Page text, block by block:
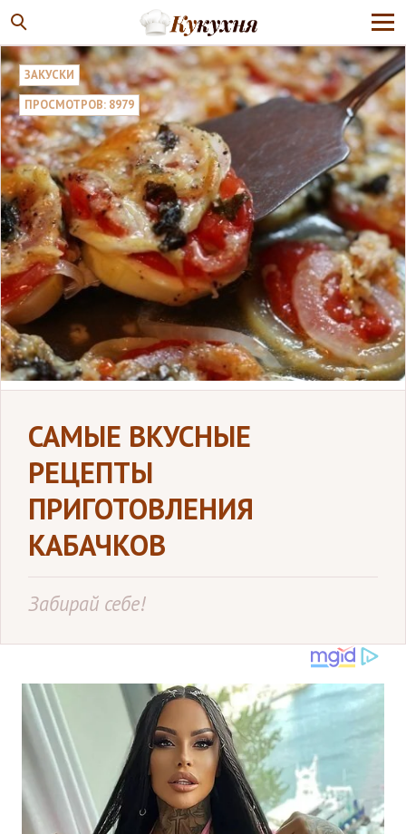
ЗАКУСКИ
ПРОСМОТРОВ: 8979
САМЫЕ ВКУСНЫЕ
РЕЦЕПТЫ
ПРИГОТОВЛЕНИЯ
КАБАЧКОВ
Забирай себе!